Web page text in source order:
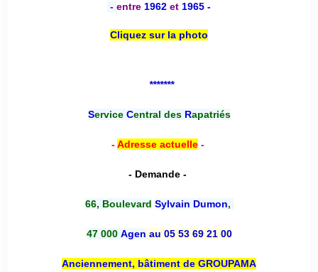
- entre 1962 et 1965 -
Cliquez sur la photo
*******
Service Central desRapatriés
-Adresse actuelle-
- Demande -
66, Boulevard Sylvain Dumon,
47 000 Agen au 05 53 69 21 00
Anciennement, bâtiment de GROUPAMA